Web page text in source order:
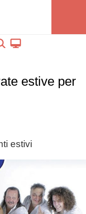
estive per
estivi